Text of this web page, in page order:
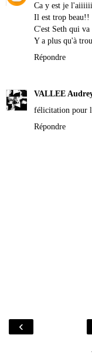
Ca y est je
Il est trop
C'est Seth qui
Y a plus qu'à
Répondre
VALLEE
félicitation pour
Répondre
‹